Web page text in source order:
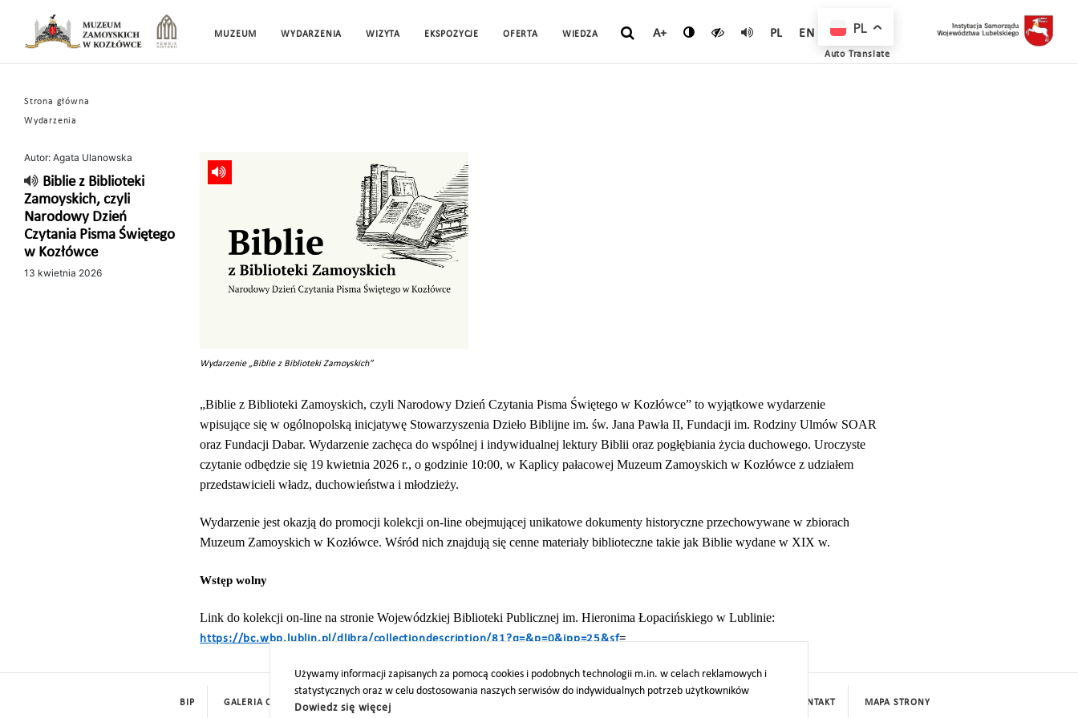
MUZEUM WYDARZENIA WIZYTA EKSPOZYCJE OFERTA WIEDZA A+ PL EN
Strona główna
Wydarzenia
Autor: Agata Ulanowska
Biblie z Biblioteki
Zamoyskich, czyli
Narodowy Dzień
Czytania Pisma Świętego
w Kozłówce
13 kwietnia 2026
Wydarzenie „Biblie z Biblioteki Zamoyskich”
„Biblie z Biblioteki Zamoyskich, czyli Narodowy Dzień Czytania Pisma Świętego w Kozłówce” to wyjątkowe wydarzenie
wpisujące się w ogólnopolską inicjatywę Stowarzyszenia Dzieło Biblijne im. św. Jana Pawła II, Fundacji im. Rodziny Ulmów SOAR
oraz Fundacji Dabar. Wydarzenie zachęca do wspólnej i indywidualnej lektury Biblii oraz pogłębiania życia duchowego. Uroczyste
czytanie odbędzie się 19 kwietnia 2026 r., o godzinie 10:00, w Kaplicy pałacowej Muzeum Zamoyskich w Kozłówce z udziałem
przedstawicieli władz, duchowieństwa i młodzieży.
Wydarzenie jest okazją do promocji kolekcji on-line obejmującej unikatowe dokumenty historyczne przechowywane w zbiorach
Muzeum Zamoyskich w Kozłówce. Wśród nich znajdują się cenne materiały biblioteczne takie jak Biblie wydane w XIX w.
Wstęp wolny
Link do kolekcji on-line na stronie Wojewódzkiej Biblioteki Publicznej im. Hieronima Łopacińskiego w Lublinie:
https://bc.wbp.lublin.pl/dlibra/collectiondescription/81?q=&p=0&ipp=25&sf=
Używamy informacji zapisanych za pomocą cookies i podobnych technologii m.in. w celach reklamowych i
statystycznych oraz w celu dostosowania naszych serwisów do indywidualnych potrzeb użytkowników
Dowiedz się więcej
BIP GALERIA CYFROWA RODO KONTAKT MAPA STRONY
PL
Auto Translate